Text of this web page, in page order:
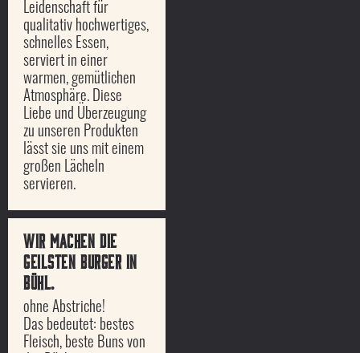
Leidenschaft für
qualitativ hochwertiges,
schnelles Essen,
serviert in einer
warmen, gemütlichen
Atmosphäre. Diese
Liebe und Überzeugung
zu unseren Produkten
lässt sie uns mit einem
großen Lächeln
servieren.
Wir machen die
geilsten Burger in
Bühl.
ohne Abstriche!
Das bedeutet: bestes
Fleisch, beste Buns von